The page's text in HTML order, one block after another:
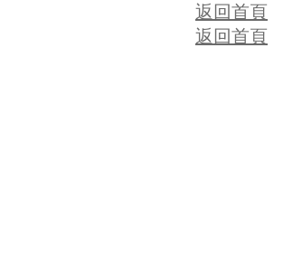
返回首頁
返回首頁